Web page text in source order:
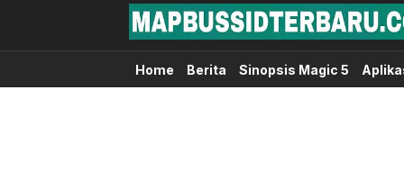
Map Bussid Terbaru
MapBussidTerbaru.com | Pusat
Home Berita Sinopsis Magic 5